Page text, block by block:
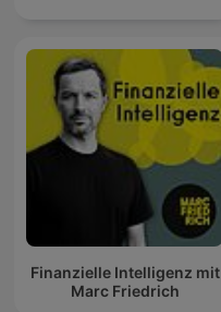
Finanzielle Intelligenz mit
Marc Friedrich